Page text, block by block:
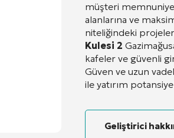
müşteri
alanlarına ve
niteliğindeki
Kulesi 2
kafeler ve güvenli
Güven ve uzun
ile yatırım
Geliştirici